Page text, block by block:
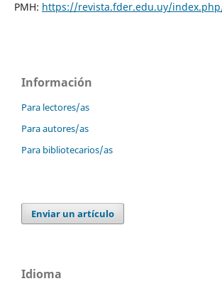
PMH: https://revista.fder.edu.uy/
Información
Para lectores/as
Para autores/as
Para bibliotecarios/as
Enviar un artículo
Idioma